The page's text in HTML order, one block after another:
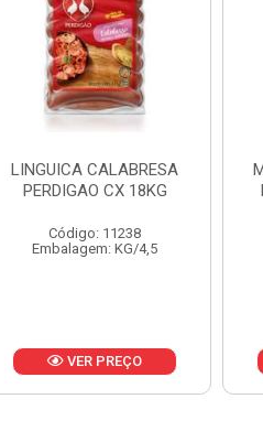
MORTADELA PERDIGAO
FRANGO CAIXA 14KG
Código: 1219
Embalagem: KG/14
VER PREÇO